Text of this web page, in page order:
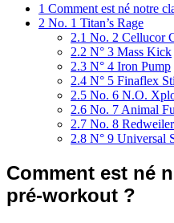
1 Comment est né notre
2 No. 1 Titan’s Rage
2.1 No. 2 Cellucor
2.2 N° 3 Mass Kick
2.3 N° 4 Iron Pump
2.4 N° 5 Finaflex
2.5 No. 6 N.O.
2.6 No. 7 Animal
2.7 No. 8 Redweiler
2.8 N° 9 Universal
Comment est né
pré-workout ?